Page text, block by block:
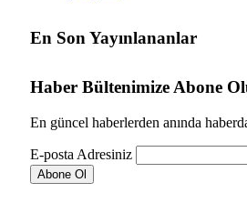
En Son Yayınlananlar
Haber Bültenimize Abone
En güncel haberlerden anında
E-posta Adresiniz